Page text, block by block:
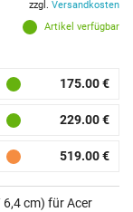
Artikel verfügbar
zzgl. Versandkosten
175.00 €
229.00 €
519.00 €
6,4 cm) für Acer